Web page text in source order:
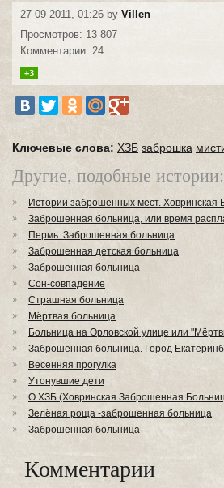
27-09-2011, 01:26 by Villen
Просмотров: 13 807
Комментарии: 24
+3
Ключевые слова: ХЗБ заброшка
Другие, подобные истории:
Истории заброшенных мест. Ховринская
Заброшенная больница, или время
Пермь. Заброшенная больница
Заброшенная детская больница
Заброшенная больница
Сон-совпадение
Страшная больница
Мёртвая больница
Больница на Орловской улице или
Заброшенная больница. Город
Весенняя прогулка
Утонувшие дети
О ХЗБ (Ховринская Заброшенная
Зелёная роща -заброшенная больница
Заброшенная больница
Комментарии